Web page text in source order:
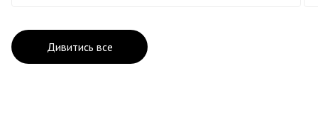
Дивитись все